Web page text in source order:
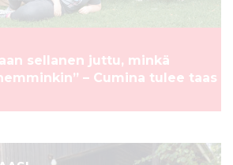
sellanen juttu, minkä
– Cumina tulee taas